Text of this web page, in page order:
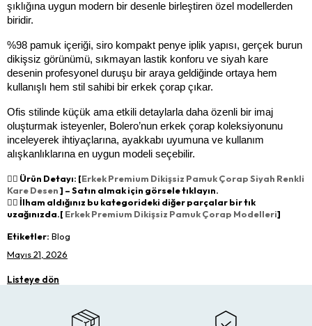
şıklığına uygun modern bir desenle birleştiren özel modellerden
biridir.
%98 pamuk içeriği, siro kompakt penye iplik yapısı, gerçek burun
dikişsiz görünümü, sıkmayan lastik konforu ve siyah kare
desenin profesyonel duruşu bir araya geldiğinde ortaya hem
kullanışlı hem stil sahibi bir erkek çorap çıkar.
Ofis stilinde küçük ama etkili detaylarla daha özenli bir imaj
oluşturmak isteyenler, Bolero’nun erkek çorap koleksiyonunu
inceleyerek ihtiyaçlarına, ayakkabı uyumuna ve kullanım
alışkanlıklarına en uygun modeli seçebilir.
👉🏻 Ürün Detayı: [Erkek Premium Dikişsiz Pamuk Çorap Siyah Renkli
Kare Desen] – Satın almak için görsele tıklayın.
👉🏻 İlham aldığınız bu kategorideki diğer parçalar bir tık
uzağınızda.[ Erkek Premium Dikişsiz Pamuk Çorap Modelleri]
Etiketler: Blog
Mayıs 21, 2026
Listeye dön